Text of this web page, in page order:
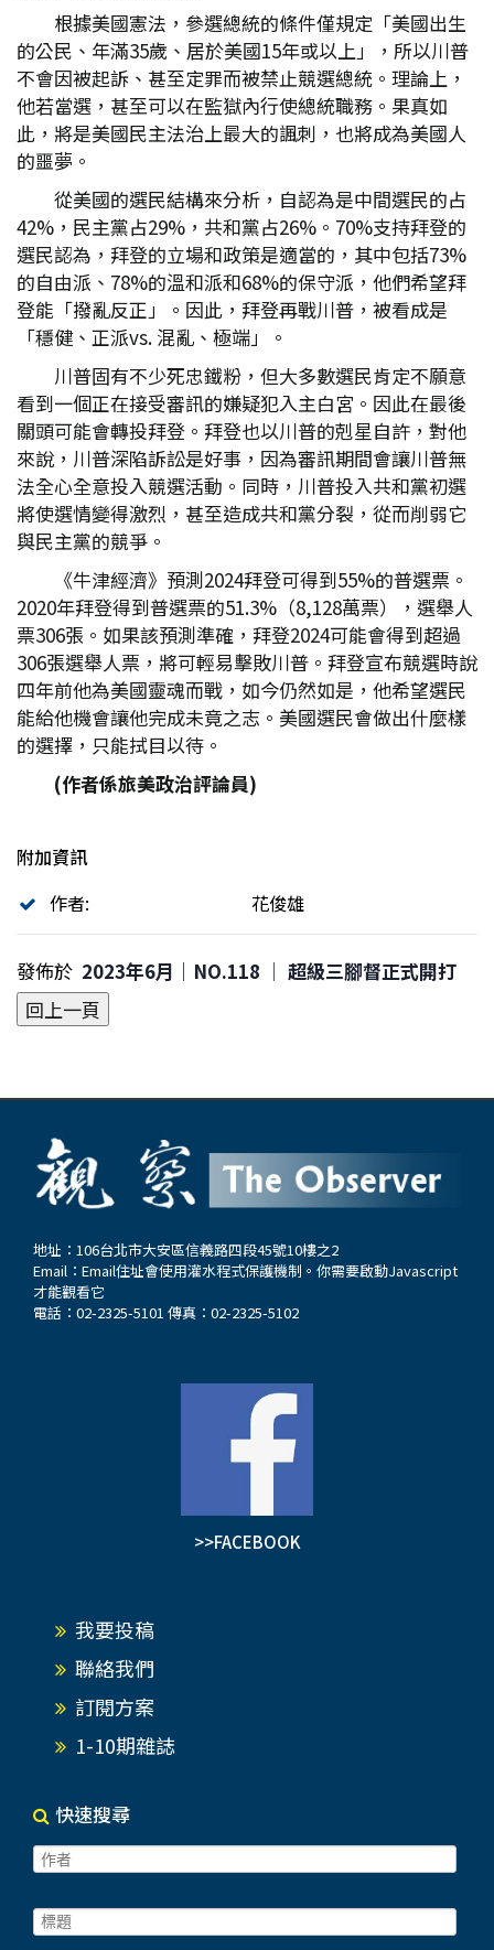
根據美國憲法，參選總統的條件僅規定「美國出生
的公民、年滿35歲、居於美國15年或以上」，所以川普
不會因被起訴、甚至定罪而被禁止競選總統。理論上，
他若當選，甚至可以在監獄內行使總統職務。果真如
此，將是美國民主法治上最大的諷刺，也將成為美國人
的噩夢。
從美國的選民結構來分析，自認為是中間選民的占
42%，民主黨占29%，共和黨占26%。70%支持拜登的
選民認為，拜登的立場和政策是適當的，其中包括73%
的自由派、78%的溫和派和68%的保守派，他們希望拜
登能「撥亂反正」。因此，拜登再戰川普，被看成是
「穩健、正派vs. 混亂、極端」。
川普固有不少死忠鐵粉，但大多數選民肯定不願意
看到一個正在接受審訊的嫌疑犯入主白宮。因此在最後
關頭可能會轉投拜登。拜登也以川普的剋星自許，對他
來說，川普深陷訴訟是好事，因為審訊期間會讓川普無
法全心全意投入競選活動。同時，川普投入共和黨初選
將使選情變得激烈，甚至造成共和黨分裂，從而削弱它
與民主黨的競爭。
《牛津經濟》預測2024拜登可得到55%的普選票。
2020年拜登得到普選票的51.3%（8,128萬票），選舉人
票306張。如果該預測準確，拜登2024可能會得到超過
306張選舉人票，將可輕易擊敗川普。拜登宣布競選時說
四年前他為美國靈魂而戰，如今仍然如是，他希望選民
能給他機會讓他完成未竟之志。美國選民會做出什麼樣
的選擇，只能拭目以待。
(作者係旅美政治評論員)
附加資訊
作者:
花俊雄
發佈於 2023年6月｜NO.118 │ 超級三腳督正式開打
地址：106台北市大安區信義路四段45號10樓之2
Email： Email住址會使用灌水程式保護機制。你需要啟動Javascript
才能觀看它
電話：02-2325-5101 傳真：02-2325-5102
>>FACEBOOK
我要投稿
聯絡我們
訂閱方案
1-10期雜誌
快速搜尋